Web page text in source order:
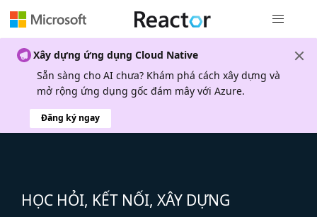
Xây dựng ứng dụng Cloud Native
Sẵn sàng cho AI chưa? Khám phá cách xây dựng và
mở rộng ứng dụng gốc đám mây với Azure.
Đăng ký ngay
HỌC HỎI, KẾT NỐI, XÂY DỰNG